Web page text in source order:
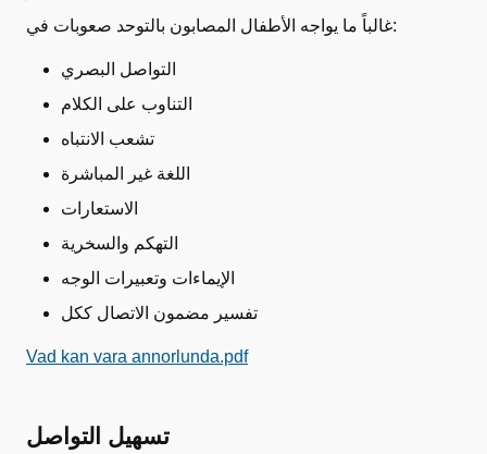
غالباً ما يواجه الأطفال المصابون بالتوحد صعوبات في:
التواصل البصري
التناوب على الكلام
تشعب الانتباه
اللغة غير المباشرة
الاستعارات
التهكم والسخرية
الإيماءات وتعبيرات الوجه
تفسير مضمون الاتصال ككل
Vad kan vara annorlunda.pdf
تسهيل التواصل